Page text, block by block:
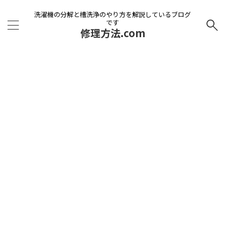
洗濯機の分解と槽洗浄のやり方を解説しているブログ
です
修理方法.com